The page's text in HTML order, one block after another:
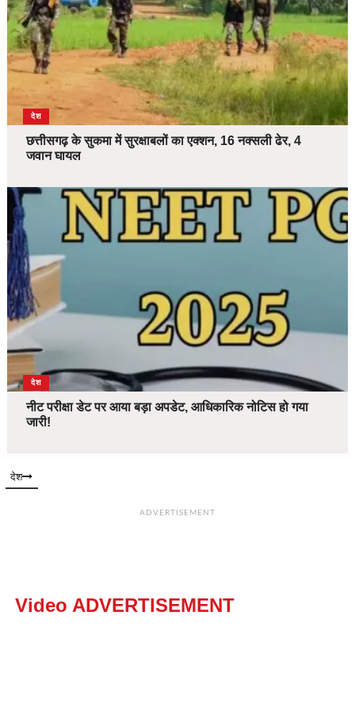
देश
छत्तीसगढ़ के सुकमा में सुरक्षाबलों का एक्शन, 16 नक्सली ढेर, 4
जवान घायल
देश
नीट परीक्षा डेट पर आया बड़ा अपडेट, आधिकारिक नोटिस हो गया
जारी!
देश
ADVERTISEMENT
Video ADVERTISEMENT